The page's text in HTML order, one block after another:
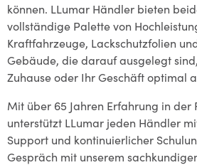
können. LLumar Händler bieten
vollständige Palette von
Kraftfahrzeuge, Lackschutzfolien
Gebäude, die darauf ausgelegt
Zuhause oder Ihr Geschäft optimal
Mit über 65 Jahren Erfahrung in der
unterstützt LLumar jeden Händler
Support und kontinuierlicher
Gespräch mit unserem